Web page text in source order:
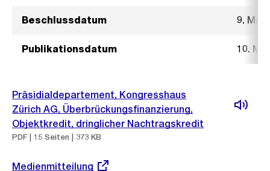
Beschlussdatum 9.
Publikationsdatum 10.
Präsidialdepartement, Kongresshaus
Zürich AG, Überbrückungsfinanzierung,
Objektkredit, dringlicher Nachtragskredit
PDF | 15 Seiten | 373 KB
Externer
Medienmitteilung